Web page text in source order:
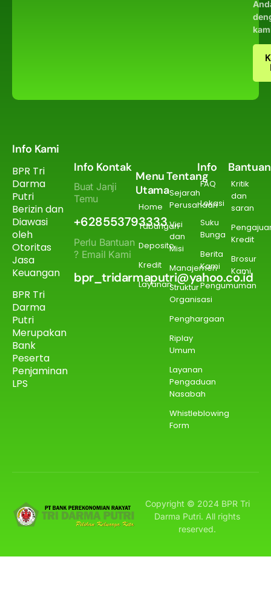
Info Kami
BPR Tri
Darma
Putri
Berizin dan
Diawasi
oleh
Otoritas
Jasa
Keuangan
BPR Tri
Darma
Putri
Merupakan
Bank
Peserta
Penjaminan
LPS
Info Kontak
Buat Janji
Temu
+628553793333
Perlu Bantuan
? Email Kami
bpr_tridarmaputri@yahoo.co.id
Menu
Utama
Home
Tabungan
Deposito
Kredit
Layanan
Tentang
Sejarah
Perusahaan
Visi
dan
Misi
Manajemen
Struktur
Organisasi
Penghargaan
Riplay
Umum
Layanan
Pengaduan
Nasabah
Whistleblowing
Form
Info
FAQ
Lokasi
Suku
Bunga
Berita
Kami
Pengumuman
Bantuan
Kritik
dan
saran
Kredit
Brosur
Kami
Copyright © 2024 BPR Tri
Darma Putri. All rights
reserved.